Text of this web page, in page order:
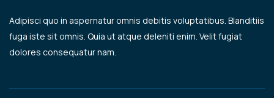
Adipisci quo in aspernatur omnis debitis voluptatibus. Blanditiis
fuga iste sit omnis. Quia ut atque deleniti enim. Velit fugiat
dolores consequatur nam.